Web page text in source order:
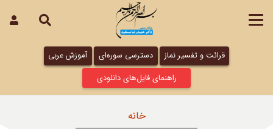
قرائت و تفسیر نماز دسترسی سوره‌ای
آموزش عربی
راهنمای فایل‌های دانلودی
خانه